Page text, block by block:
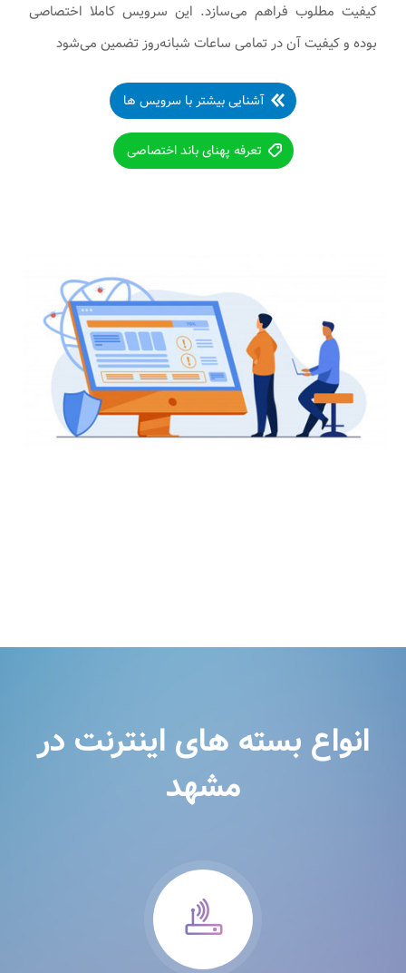
کیفیت مطلوب فراهم می‌سازد. این سرویس کاملا اختصاصی
بوده و کیفیت آن در تمامی ساعات شبانه‌روز تضمین می‌شود
آشنایی بیشتر با سرویس ها
تعرفه پهنای باند اختصاصی
انواع بسته های اینترنت در
مشهد